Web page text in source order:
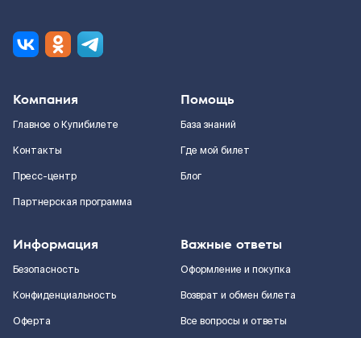
Компания
Главное о Купибилете
Контакты
Пресс-центр
Партнерская программа
Помощь
База знаний
Где мой билет
Блог
Информация
Безопасность
Конфиденциальность
Оферта
Важные ответы
Оформление и покупка
Возврат и обмен билета
Все вопросы и ответы